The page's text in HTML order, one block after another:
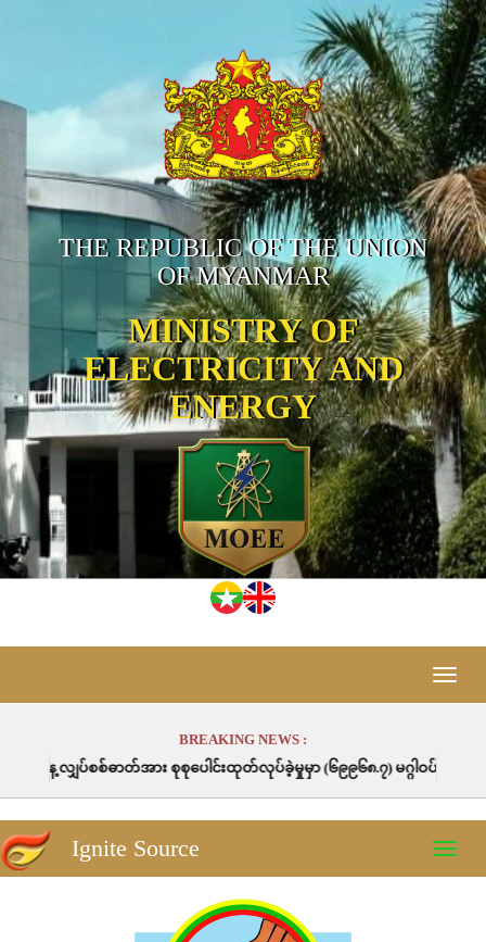
THE REPUBLIC OF THE UNION
OF MYANMAR
MINISTRY OF
ELECTRICITY AND
ENERGY
Toggle
BREAKING NEWS :
စုစုပေါင်းထုတ်လုပ်ခဲ့မှုမှာ (၆၉၉၆၈.၇) မဂ္ဂါဝပ်နာရီဖြစ်ပါသည်။
Toggle
Ignite Source